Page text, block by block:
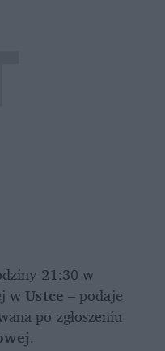
21:30 w
w Ustce – podaje
po zgłoszeniu
.